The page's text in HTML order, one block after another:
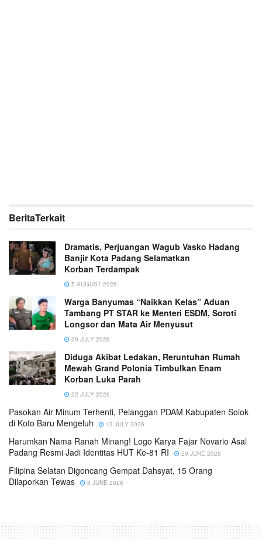
BeritaTerkait
Dramatis, Perjuangan Wagub Vasko Hadang
Banjir Kota Padang Selamatkan
Korban Terdampak
5 AUGUST 2026
Warga Banyumas “Naikkan Kelas” Aduan
Tambang PT STAR ke Menteri ESDM, Soroti
Longsor dan Mata Air Menyusut
29 JULY 2026
Diduga Akibat Ledakan, Reruntuhan Rumah
Mewah Grand Polonia Timbulkan Enam
Korban Luka Parah
22 JULY 2026
Pasokan Air Minum Terhenti, Pelanggan PDAM Kabupaten Solok
di Koto Baru Mengeluh
13 JULY 2026
Harumkan Nama Ranah Minang! Logo Karya Fajar Novario Asal
Padang Resmi Jadi Identitas HUT Ke-81 RI
29 JUNE 2026
Filipina Selatan Digoncang Gempat Dahsyat, 15 Orang
Dilaporkan Tewas
8 JUNE 2026